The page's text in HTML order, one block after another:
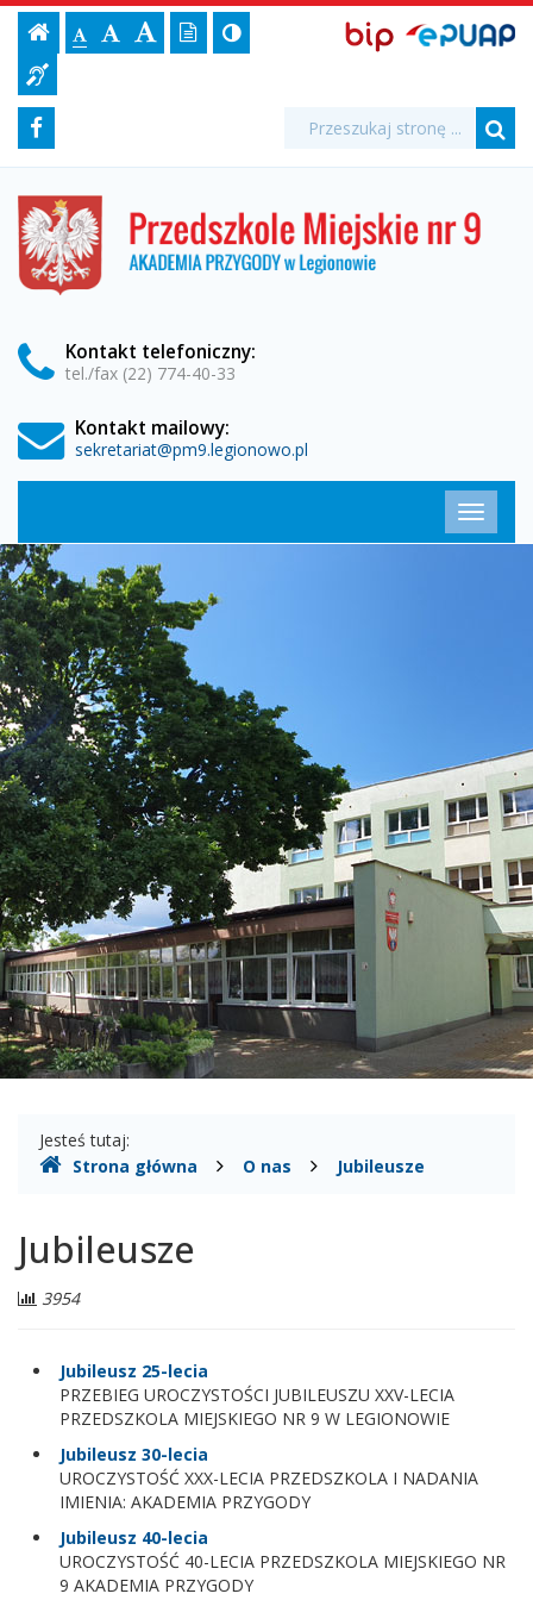
Jubileusze
Przedszkole
Miejskie
nr
9
w
Legionowie
Ustawienia
strony
Strona
główna
Czcionka,
jejCzcionkaCzcionka
Czcionka
Wersja
tekstowa
Kontrast
(włącz/wyłącz)
Informacja
dla
BIP,
Biuletyn
Informacji
EPUAP
Media
społecznościowe
Facebook Wyszukiwarka
Formularz
wyszukiwania
Wyszukiwana
fraza:
Przedszkole
Miejskie
nr
w
Kontakt telefoniczny:
tel./fax (22) 774-40-33
Kontakt mailowy:
sekretariat@pm9.legionowo.pl
główne
Gdzie
jesteśmy
Jesteś tutaj:
Strona główna
O nas Jubileusze
Jubileusze
Liczba
3954
Jubileusz 25-lecia
PRZEBIEG UROCZYSTOŚCI JUBILEUSZU XXV-LECIA
PRZEDSZKOLA MIEJSKIEGO NR 9 W LEGIONOWIE
Jubileusz 30-lecia
UROCZYSTOŚĆ XXX-LECIA PRZEDSZKOLA I NADANIA
IMIENIA: AKADEMIA PRZYGODY
Jubileusz 40-lecia
UROCZYSTOŚĆ 40-LECIA PRZEDSZKOLA MIEJSKIEGO NR
9 AKADEMIA PRZYGODY